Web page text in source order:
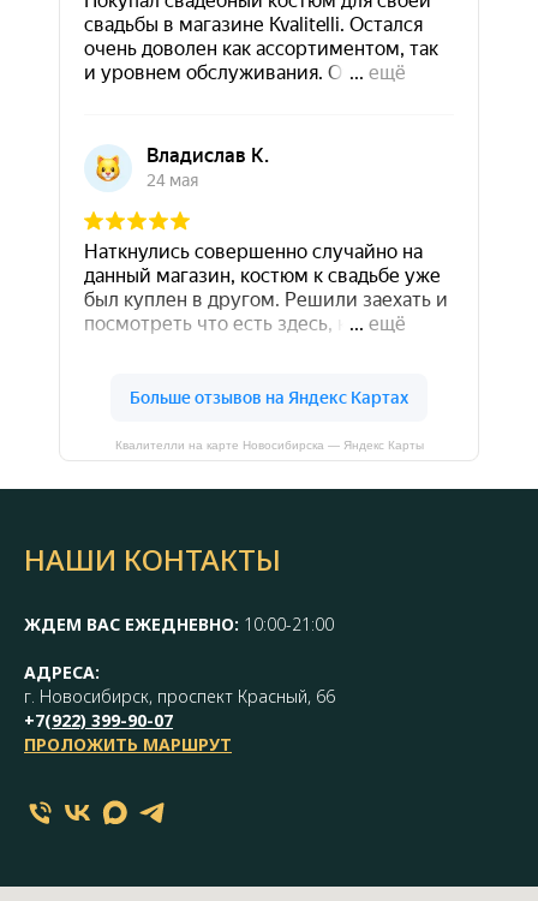
Квалителли на карте Новосибирска — Яндекс Карты
НАШИ КОНТАКТЫ
ЖДЕМ ВАС ЕЖЕДНЕВНО: 10:00-21:00
АДРЕСА:
г. Новосибирск, проспект Красный, 66
+7(922) 399-90-07
ПРОЛОЖИТЬ МАРШРУТ